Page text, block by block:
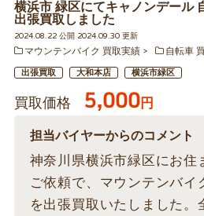
横浜市 緑区にてキャノンデール
出張買取しました
2024.08.22 公開 2024.09.30 更新
マウンテンバイク 買取実績
自転車
出張買取 大和本店 横浜市緑区
買取価格 5,000円
担当バイヤーからのコメント
神奈川県横浜市緑区にお住
ご依頼で、マウンテンバ
を出張買取いたしました。